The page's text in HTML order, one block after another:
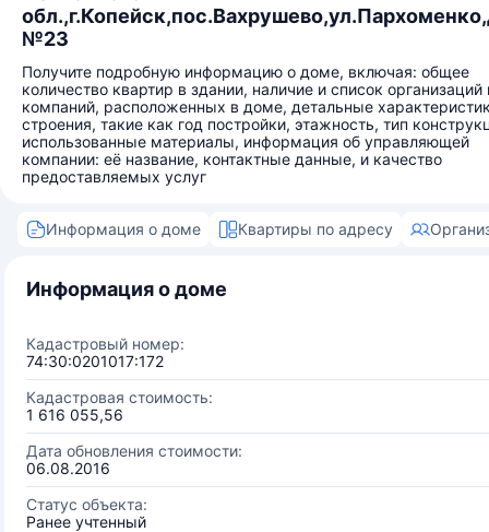
№23
Получите подробную информацию о доме, включая: общее
количество квартир в здании, наличие и список организаций
компаний, расположенных в доме, детальные
строения, такие как год постройки, этажность, тип
использованные материалы, информация об управляющей
компании: её название, контактные данные, и качество
предоставляемых услуг
Информация о доме Квартиры по адресу
Информация о доме
Кадастровый номер:
74:30:0201017:172
Кадастровая стоимость:
1 616 055,56
Дата обновления стоимости:
06.08.2016
Статус объекта:
Ранее учтенный